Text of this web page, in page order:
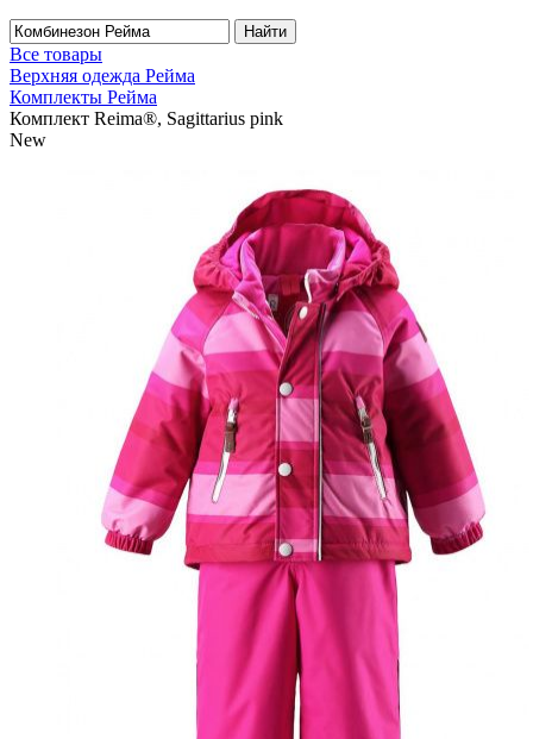
Найти
Все товары
Верхняя одежда Рейма
Комплекты Рейма
Комплект Reima®, Sagittarius pink
New